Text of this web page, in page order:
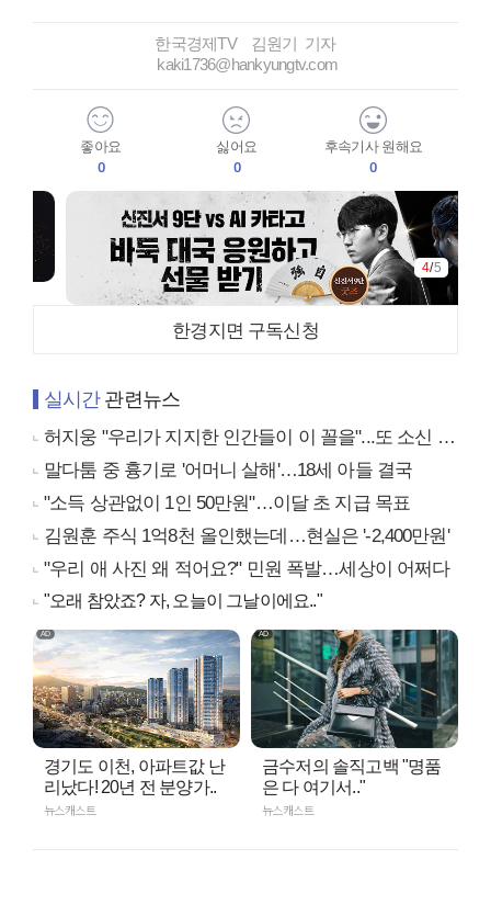
한국경제TV 김원기 기자
kaki1736@hankyungtv.com
좋아요
0
싫어요
0
후속기사 원해요
0
4/5
한경지면 구독신청
실시간관련뉴스
허지웅 "우리가 지지한 인간들이 이 꼴을"...또 소신 발언
말다툼 중 흉기로 '어머니 살해'…18세 아들 결국
"소득 상관없이 1인 50만원"…이달 초 지급 목표
김원훈 주식 1억8천 올인했는데…현실은 '-2,400만원'
"우리 애 사진 왜 적어요?" 민원 폭발…세상이 어쩌다
"오래 참았죠? 자, 오늘이 그날이에요.."
경기도 이천, 아파트값 난
리났다! 20년 전 분양가..
뉴스캐스트
금수저의 솔직고백 "명품
은 다 여기서.."
뉴스캐스트